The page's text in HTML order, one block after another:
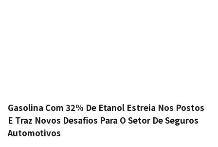
Gasolina Com 32% De Etanol Estreia Nos Postos
E Traz Novos Desafios Para O Setor De Seguros
Automotivos